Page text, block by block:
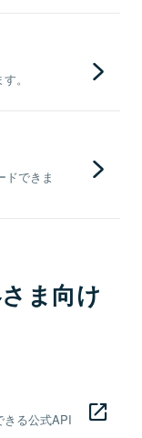
。
ドできま
ま向け
きる公式API